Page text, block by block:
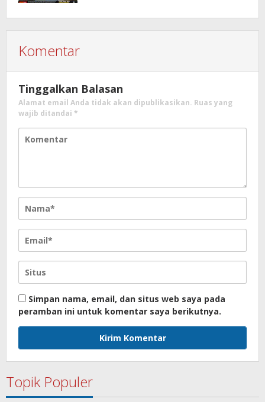
Komentar
Tinggalkan Balasan
Alamat email Anda tidak akan dipublikasikan. Ruas yang
wajib ditandai *
Simpan nama, email, dan situs web saya pada
peramban ini untuk komentar saya berikutnya.
Topik Populer